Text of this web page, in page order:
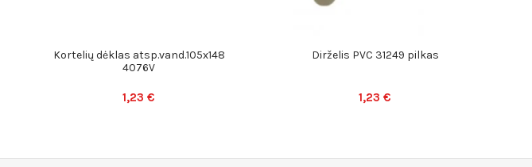
Kortelių dėklas atsp.vand.105x148
4076V
1,23 €
Dirželis PVC 31249 pilkas
1,23 €